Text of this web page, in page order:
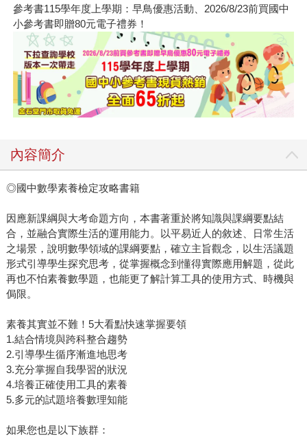
參考書115學年度上學期：早鳥優惠活動、2026/8/23前買國中
小參考書即贈80元電子禮券！
內容簡介
◎國中數學素養檢定攻略書籍
因應新課綱與大考命題方向，本書著重於將知識與課綱要點結
合，並融合實際生活的運用能力。以平易近人的敘述、日常生活
之場景，說明數學領域的課綱要點，確立主旨觀念，以生活議題
形式引導學生探究思考，從掌握概念到懂得實際應用解題，從此
再也不怕素養數學題，也能更了解計算工具的使用方式、時機與
侷限。
素養其實並不難！5大看點快速掌握要領
1.結合情境與跨科整合趨勢
2.引導學生循序漸進地思考
3.充分掌握自我學習的狀況
4.培養正確使用工具的素養
5.多元的試題培養數理知能
如果您也是以下族群：